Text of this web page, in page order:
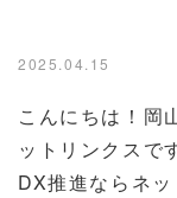
2025.04.15
こんにちは！岡
ットリンクスで
DX推進ならネ